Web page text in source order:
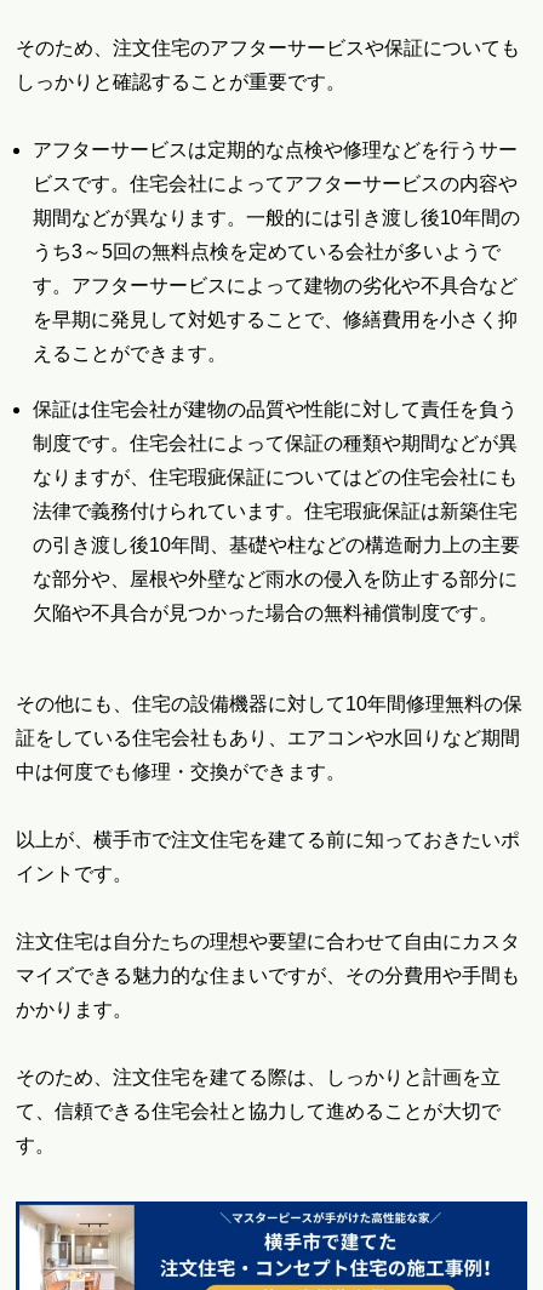
そのため、注文住宅のアフターサービスや保証についても
しっかりと確認することが重要です。
アフターサービスは定期的な点検や修理などを行うサー
ビスです。住宅会社によってアフターサービスの内容や
期間などが異なります。一般的には引き渡し後10年間の
うち3～5回の無料点検を定めている会社が多いようで
す。アフターサービスによって建物の劣化や不具合など
を早期に発見して対処することで、修繕費用を小さく抑
えることができます。
保証は住宅会社が建物の品質や性能に対して責任を負う
制度です。住宅会社によって保証の種類や期間などが異
なりますが、住宅瑕疵保証についてはどの住宅会社にも
法律で義務付けられています。住宅瑕疵保証は新築住宅
の引き渡し後10年間、基礎や柱などの構造耐力上の主要
な部分や、屋根や外壁など雨水の侵入を防止する部分に
欠陥や不具合が見つかった場合の無料補償制度です。
その他にも、住宅の設備機器に対して10年間修理無料の保
証をしている住宅会社もあり、エアコンや水回りなど期間
中は何度でも修理・交換ができます。
以上が、横手市で注文住宅を建てる前に知っておきたいポ
イントです。
注文住宅は自分たちの理想や要望に合わせて自由にカスタ
マイズできる魅力的な住まいですが、その分費用や手間も
かかります。
そのため、注文住宅を建てる際は、しっかりと計画を立
て、信頼できる住宅会社と協力して進めることが大切で
す。